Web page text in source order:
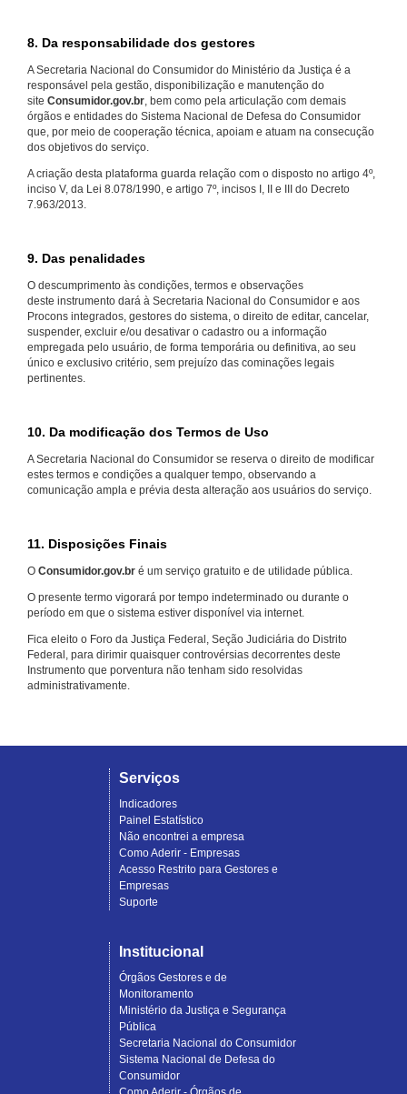
8. Da responsabilidade dos gestores
A Secretaria Nacional do Consumidor do Ministério da Justiça é a
responsável pela gestão, disponibilização e manutenção do
site Consumidor.gov.br, bem como pela articulação com demais
órgãos e entidades do Sistema Nacional de Defesa do Consumidor
que, por meio de cooperação técnica, apoiam e atuam na consecução
dos objetivos do serviço.
A criação desta plataforma guarda relação com o disposto no artigo 4º,
inciso V, da Lei 8.078/1990, e artigo 7º, incisos I, II e III do Decreto
7.963/2013.
9. Das penalidades
O descumprimento às condições, termos e observações
deste instrumento dará à Secretaria Nacional do Consumidor e aos
Procons integrados, gestores do sistema, o direito de editar, cancelar,
suspender, excluir e/ou desativar o cadastro ou a informação
empregada pelo usuário, de forma temporária ou definitiva, ao seu
único e exclusivo critério, sem prejuízo das cominações legais
pertinentes.
10. Da modificação dos Termos de Uso
A Secretaria Nacional do Consumidor se reserva o direito de modificar
estes termos e condições a qualquer tempo, observando a
comunicação ampla e prévia desta alteração aos usuários do serviço.
11. Disposições Finais
O Consumidor.gov.br é um serviço gratuito e de utilidade pública.
O presente termo vigorará por tempo indeterminado ou durante o
período em que o sistema estiver disponível via internet.
Fica eleito o Foro da Justiça Federal, Seção Judiciária do Distrito
Federal, para dirimir quaisquer controvérsias decorrentes deste
Instrumento que porventura não tenham sido resolvidas
administrativamente.
Serviços
Indicadores
Painel Estatístico
Não encontrei a empresa
Como Aderir - Empresas
Acesso Restrito para Gestores e
Empresas
Suporte
Institucional
Órgãos Gestores e de
Monitoramento
Ministério da Justiça e Segurança
Pública
Secretaria Nacional do Consumidor
Sistema Nacional de Defesa do
Consumidor